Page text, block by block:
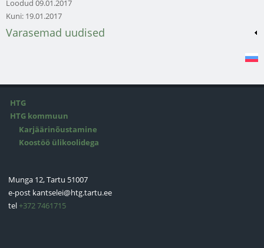
Loodud 09.01.2017
Kuni: 19.01.2017
Varasemad uudised
HTG
HTG kommuun
Karjäärinõustamine
Koostöö ülikoolidega
Munga 12, Tartu 51007
e-post kantselei@htg.tartu.ee
tel+372 7461715